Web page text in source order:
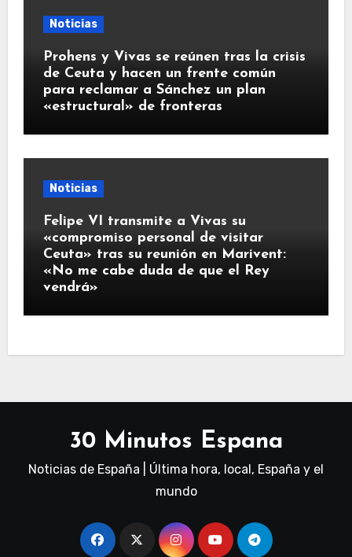
Noticias
Prohens y Vivas se reúnen tras la crisis
de Ceuta y hacen un frente común
para reclamar a Sánchez un plan
«estructural» de fronteras
Noticias
Felipe VI transmite a Vivas su
«compromiso personal de visitar
Ceuta» tras su reunión en Marivent:
«No me cabe duda de que el Rey
vendrá»
30 Minutos Espana
Noticias de España | Última hora, local, España y el
mundo